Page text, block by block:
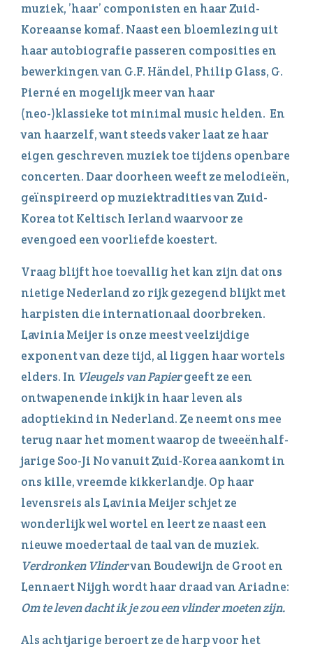
muziek, ’haar’ componisten en haar Zuid-
Koreaanse komaf. Naast een bloemlezing uit
haar autobiografie passeren composities en
bewerkingen van G.F. Händel, Philip Glass, G.
Pierné en mogelijk meer van haar
(neo-)klassieke tot minimal music helden. En
van haarzelf, want steeds vaker laat ze haar
eigen geschreven muziek toe tijdens openbare
concerten. Daar doorheen weeft ze melodieën,
geïnspireerd op muziektradities van Zuid-
Korea tot Keltisch Ierland waarvoor ze
evengoed een voorliefde koestert.
Vraag blijft hoe toevallig het kan zijn dat ons
nietige Nederland zo rijk gezegend blijkt met
harpisten die internationaal doorbreken.
Lavinia Meijer is onze meest veelzijdige
exponent van deze tijd, al liggen haar wortels
elders. In Vleugels van Papiergeeft ze een
ontwapenende inkijk in haar leven als
adoptiekind in Nederland. Ze neemt ons mee
terug naar het moment waarop de tweeënhalf-
jarige Soo-Ji No vanuit Zuid-Korea aankomt in
ons kille, vreemde kikkerlandje. Op haar
levensreis als Lavinia Meijer schjet ze
wonderlijk wel wortel en leert ze naast een
nieuwe moedertaal de taal van de muziek.
Verdronken Vlindervan Boudewijn de Groot en
Lennaert Nijgh wordt haar draad van Ariadne:
Om te leven dacht ik je zou een vlinder moeten zijn.
Als achtjarige beroert ze de harp voor het